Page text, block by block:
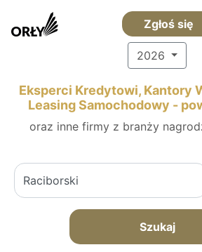
Zgłoś się
2026
Eksperci Kredytowi, Kantory
Leasing Samochodowy -
oraz inne firmy z branży
Szukaj